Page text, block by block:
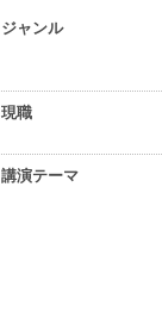
ジャンル
現職
講演テーマ